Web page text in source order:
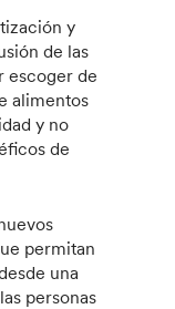
y
de las
escoger de
alimentos
y no
de
permitan
una
personas